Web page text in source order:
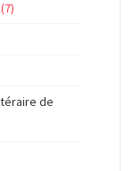
(7)
de